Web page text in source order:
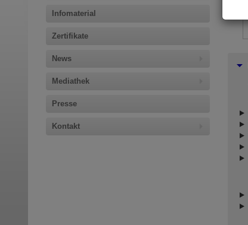
Infomaterial
Zertifikate
News
Mediathek
Presse
Kontakt